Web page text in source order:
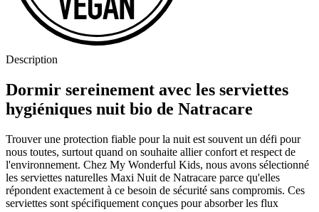
Description
Dormir sereinement avec les serviettes
hygiéniques nuit bio de Natracare
Trouver une protection fiable pour la nuit est souvent un défi pour
nous toutes, surtout quand on souhaite allier confort et respect de
l'environnement. Chez My Wonderful Kids, nous avons sélectionné
les serviettes naturelles Maxi Nuit de Natracare parce qu'elles
répondent exactement à ce besoin de sécurité sans compromis. Ces
serviettes sont spécifiquement conçues pour absorber les flux